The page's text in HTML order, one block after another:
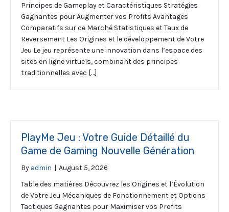
Principes de Gameplay et Caractéristiques Stratégies
Gagnantes pour Augmenter vos Profits Avantages
Comparatifs sur ce Marché Statistiques et Taux de
Reversement Les Origines et le développement de Votre
Jeu Le jeu représente une innovation dans l’espace des
sites en ligne virtuels, combinant des principes
traditionnelles avec […]
PlayMe Jeu : Votre Guide Détaillé du
Game de Gaming Nouvelle Génération
By admin | August 5, 2026
Table des matières Découvrez les Origines et l’Évolution
de Votre Jeu Mécaniques de Fonctionnement et Options
Tactiques Gagnantes pour Maximiser vos Profits